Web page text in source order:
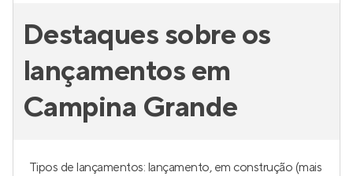
Destaques sobre os
lançamentos em
Campina Grande
Tipos de lançamentos: lançamento, em construção (mais